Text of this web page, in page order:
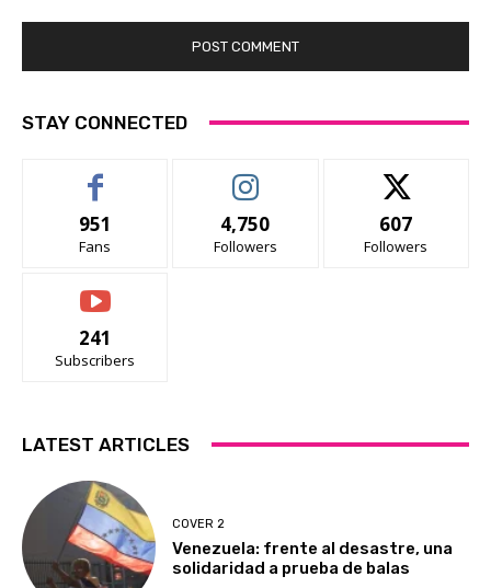
STAY CONNECTED
951
Fans
4,750
Followers
607
Followers
241
Subscribers
LATEST ARTICLES
COVER 2
Venezuela: frente al desastre, una
solidaridad a prueba de balas